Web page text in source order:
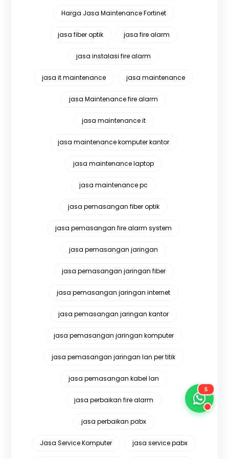
Harga Jasa Maintenance Fortinet
jasa fiber optik jasa fire alarm
jasa instalasi fire alarm
jasa it maintenance jasa maintenance
jasa Maintenance fire alarm
jasa maintenance it
jasa maintenance komputer kantor
jasa maintenance laptop
jasa maintenance pc
jasa pemasangan fiber optik
jasa pemasangan fire alarm system
jasa pemasangan jaringan
jasa pemasangan jaringan fiber
jasa pemasangan jaringan internet
jasa pemasangan jaringan kantor
jasa pemasangan jaringan komputer
jasa pemasangan jaringan lan per titik
jasa pemasangan kabel lan
jasa perbaikan fire alarm
jasa perbaikan pabx
Jasa Service Komputer jasa service pabx
5